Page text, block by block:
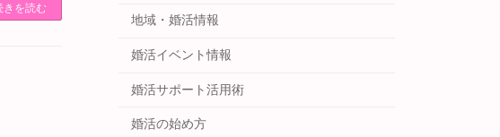
きを読む
地域・婚活情報
婚活イベント情報
婚活サポート活用術
婚活の始め方